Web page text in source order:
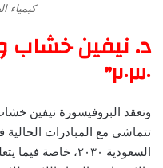
كيمياء
د. نيفين خشاب
٢٠٣٠”
وتعقد البروفيسورة نيفين
تتماشى مع المبادرات الحالية
السعودية ٢٠٣٠،